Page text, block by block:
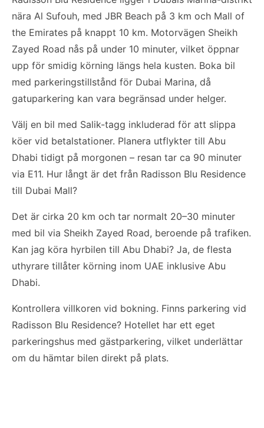
nära Al Sufouh, med JBR Beach på 3 km och Mall of
the Emirates på knappt 10 km. Motorvägen Sheikh
Zayed Road nås på under 10 minuter, vilket öppnar
upp för smidig körning längs hela kusten. Boka bil
med parkeringstillstånd för Dubai Marina, då
gatuparkering kan vara begränsad under helger.
Välj en bil med Salik-tagg inkluderad för att slippa
köer vid betalstationer. Planera utflykter till Abu
Dhabi tidigt på morgonen – resan tar ca 90 minuter
via E11. Hur långt är det från Radisson Blu Residence
till Dubai Mall?
Det är cirka 20 km och tar normalt 20–30 minuter
med bil via Sheikh Zayed Road, beroende på trafiken.
Kan jag köra hyrbilen till Abu Dhabi? Ja, de flesta
uthyrare tillåter körning inom UAE inklusive Abu
Dhabi.
Kontrollera villkoren vid bokning. Finns parkering vid
Radisson Blu Residence? Hotellet har ett eget
parkeringshus med gästparkering, vilket underlättar
om du hämtar bilen direkt på plats.